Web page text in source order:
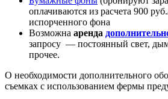
оплачиваются из расчета 900
испорченного фона
Возможна аренда
запросу — постоянный свет,
прочее.
О необходимости дополнительного
съемках с использованием фермы